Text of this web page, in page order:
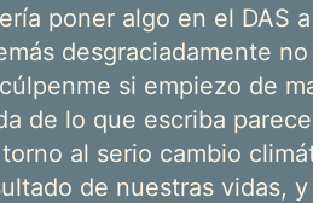
poner algo en el DAS
desgraciadamente
si empiezo de
de lo que escriba
al serio cambio
de nuestras vidas,